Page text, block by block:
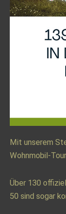
Mit unserem
Wohnmobil-
Über 130
50 sind sogar